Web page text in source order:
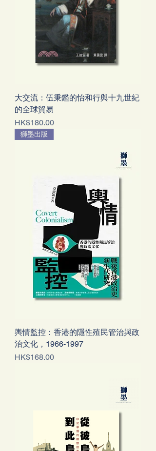
大交流：伍秉鑑的怡和行與十九世紀
的全球貿易
價格
HK$180.00
獅墨出版
輿情監控：香港的隱性殖民管治與政
治文化，1966-1997
價格
HK$168.00